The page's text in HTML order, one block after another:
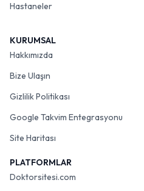
Hastaneler
KURUMSAL
Hakkımızda
Bize Ulaşın
Gizlilik Politikası
Google Takvim Entegrasyonu
Site Haritası
PLATFORMLAR
Doktorsitesi.com